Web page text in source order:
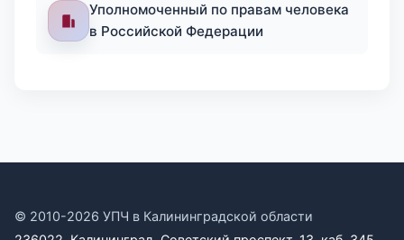
Уполномоченный по правам человека
в Российской Федерации
© 2010-2026 УПЧ в Калининградской области